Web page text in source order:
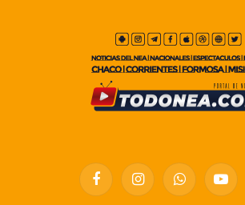
FacebookInstagramWhatsApp